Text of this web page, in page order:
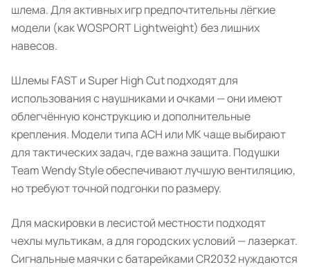
шлема. Для активных игр предпочтительны лёгкие
модели (как WOSPORT Lightweight) без лишних
навесов.
Шлемы FAST и Super High Cut подходят для
использования с наушниками и очками — они имеют
облегчённую конструкцию и дополнительные
крепления. Модели типа ACH или MK чаще выбирают
для тактических задач, где важна защита. Подушки
Team Wendy Style обеспечивают лучшую вентиляцию,
но требуют точной подгонки по размеру.
Для маскировки в лесистой местности подходят
чехлы мультикам, а для городских условий — лазеркат.
Сигнальные маячки с батарейками CR2032 нуждаются